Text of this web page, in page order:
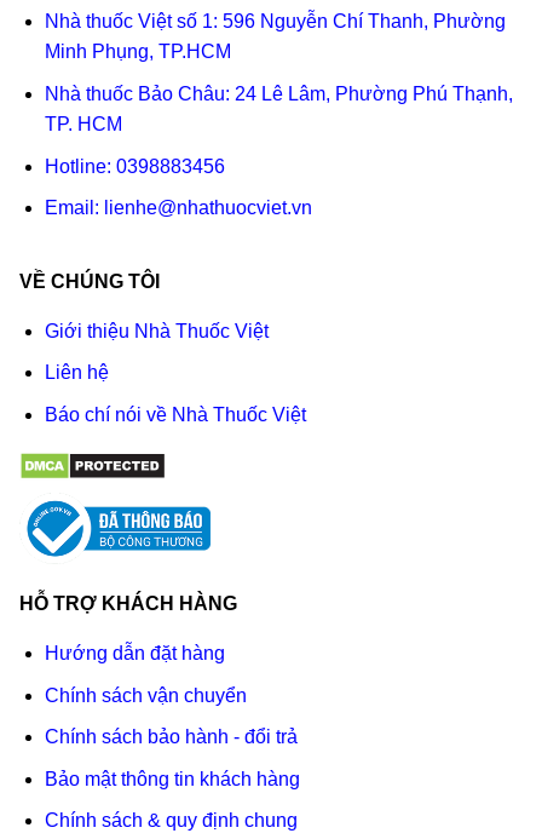
Nhà thuốc Việt số 1: 596 Nguyễn Chí Thanh, Phường
Minh Phụng, TP.HCM
Nhà thuốc Bảo Châu: 24 Lê Lâm, Phường Phú Thạnh,
TP. HCM
Hotline: 0398883456
Email: lienhe@nhathuocviet.vn
VỀ CHÚNG TÔI
Giới thiệu Nhà Thuốc Việt
Liên hệ
Báo chí nói về Nhà Thuốc Việt
HỖ TRỢ KHÁCH HÀNG
Hướng dẫn đặt hàng
Chính sách vận chuyển
Chính sách bảo hành - đổi trả
Bảo mật thông tin khách hàng
Chính sách & quy định chung